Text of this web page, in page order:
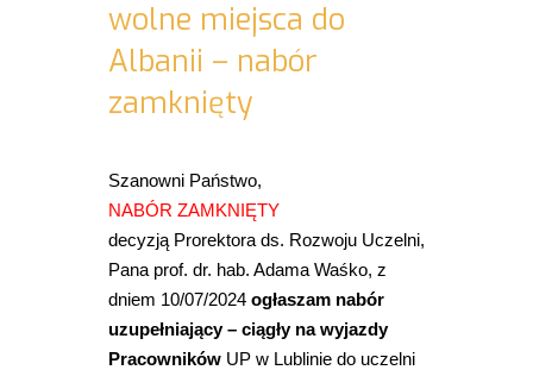
wolne miejsca do
Albanii – nabór
zamknięty
Szanowni Państwo,
NABÓR ZAMKNIĘTY
decyzją Prorektora ds. Rozwoju Uczelni,
Pana prof. dr. hab. Adama Waśko, z
dniem 10/07/2024 ogłaszam nabór
uzupełniający – ciągły na wyjazdy
PracownikówUP w Lublinie do uczelni